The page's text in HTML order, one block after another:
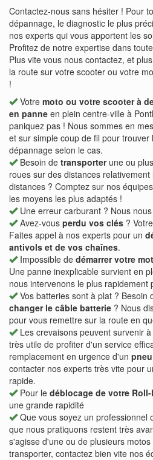
Contactez-nous sans hésiter ! Pour
dépannage, le diagnostic le plus
nos experts qui vous apportent les
Profitez de notre expertise dans
Plus vite vous nous contactez, et
la route sur votre scooter ou votre
!
Votre moto ou votre scooter à
en panne en plein centre-ville à
paniquez pas ! Nous sommes en
et sur simple coup de fil pour trouver
dépannage selon le cas.
Besoin de transporterune ou
roues sur des distances
distances ? Comptez sur nos
les moyens les plus adaptés !
Une erreur carburant ? Nous
Avez-vous perdu vos clés ? Votre
Faites appel à nos experts pour un
antivols et de vos chaînes.
Impossible de démarrer votre
Une panne inexplicable survient en
nous intervenons le plus rapidement
Vos batteries sont à plat ? Besoin
changer le câble batterie ? Nous
pour vous remettre sur la route en
Les crevaisons peuvent survenir
très utile de profiter d'un service
remplacement en urgence d'un
contacter nos experts très vite pour
rapide.
Pour le déblocage de votre
une grande rapidité
Que vous soyez un professionnel
que nous pratiquons restent très
s'agisse d'une ou de plusieurs
transporter, contactez bien vite nos